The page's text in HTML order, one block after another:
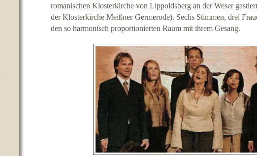
romanischen Klosterkirche von Lippoldsberg an der Weser
der Klosterkirche Meißner-Germerode). Sechs Stimmen, drei
den so harmonisch proportionierten Raum mit ihrem Gesang.